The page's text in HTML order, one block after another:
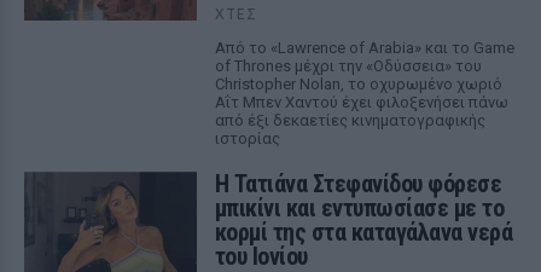
ΧΤΕΣ
Από το «Lawrence of Arabia» και το Game
of Thrones μέχρι την «Οδύσσεια» του
Christopher Nolan, το οχυρωμένο χωριό
Αΐτ Μπεν Χαντού έχει φιλοξενήσει πάνω
από έξι δεκαετίες κινηματογραφικής
ιστορίας
Η Τατιάνα Στεφανίδου φόρεσε
μπικίνι και εντυπωσίασε με το
κορμί της στα καταγάλανα νερά
του Ιονίου